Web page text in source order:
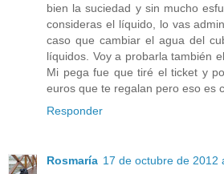
bien la suciedad y sin mucho
consideras el líquido, lo vas
caso que cambiar el agua del
líquidos. Voy a probarla también
Mi pega fue que tiré el ticket y
euros que te regalan pero eso es
Responder
Rosmaría 17 de octubre de 2012